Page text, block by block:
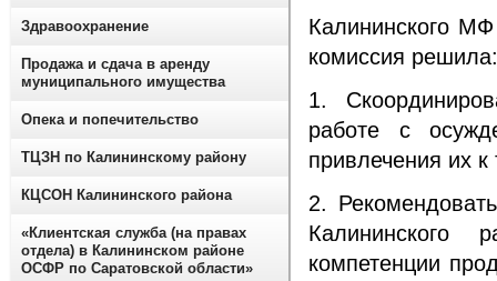
Калининского
комиссия решила:
1.
работе с
привлечения их к
2.
Калининского
компетенции
Здравоохранение
Продажа и сдача в аренду
муниципального имущества
Опека и попечительство
ТЦЗН по Калининскому району
КЦСОН Калининского района
«Клиентская служба (на правах
отдела) в Калининском районе
ОСФР по Саратовской области»